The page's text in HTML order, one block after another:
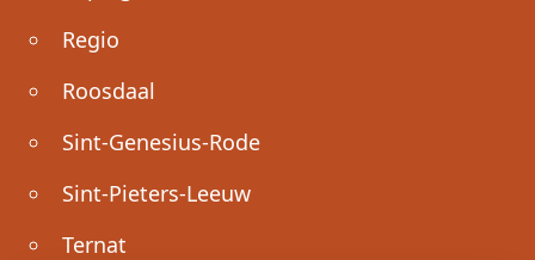
Regio
Roosdaal
Sint-Genesius-Rode
Sint-Pieters-Leeuw
Ternat